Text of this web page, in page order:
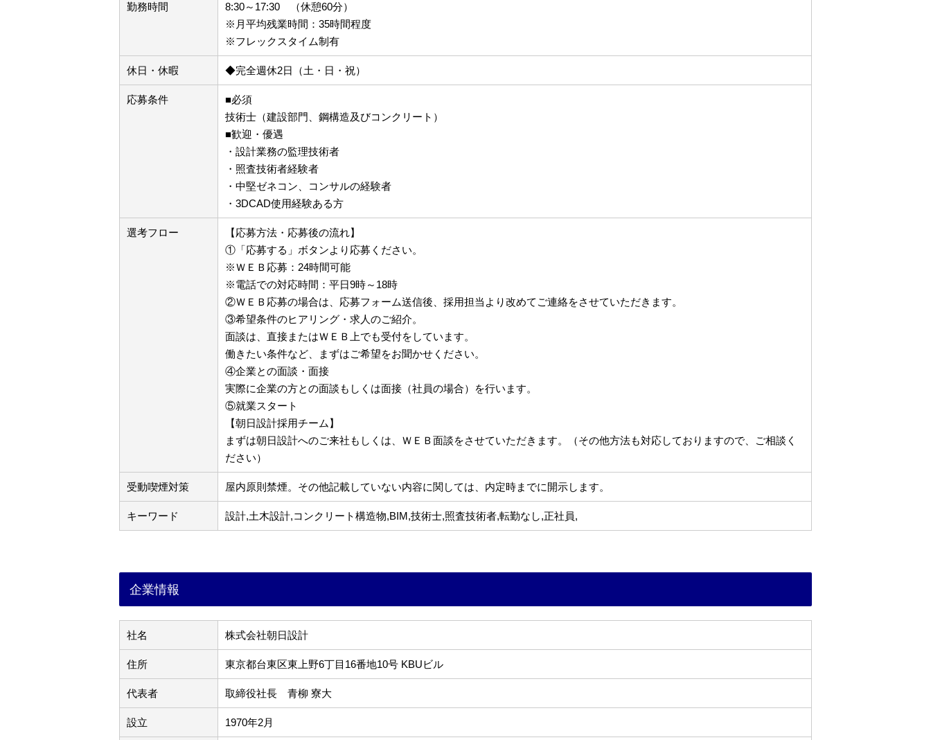
勤務時間
8:30～17:30 （休憩60分）
※月平均残業時間：35時間程度
※フレックスタイム制有
休日・休暇 ◆完全週休2日（土・日・祝）
応募条件
■必須
技術士（建設部門、鋼構造及びコンクリート）
■歓迎・優遇
・設計業務の監理技術者
・照査技術者経験者
・中堅ゼネコン、コンサルの経験者
・3DCAD使用経験ある方
選考フロー
【応募方法・応募後の流れ】
①「応募する」ボタンより応募ください。
※ＷＥＢ応募：24時間可能
※電話での対応時間：平日9時～18時
②ＷＥＢ応募の場合は、応募フォーム送信後、採用担当より改めてご連絡をさせていただきます。
③希望条件のヒアリング・求人のご紹介。
面談は、直接またはＷＥＢ上でも受付をしています。
働きたい条件など、まずはご希望をお聞かせください。
④企業との面談・面接
実際に企業の方との面談もしくは面接（社員の場合）を行います。
⑤就業スタート
【朝日設計採用チーム】
まずは朝日設計へのご来社もしくは、ＷＥＢ面談をさせていただきます。（その他方法も対応しておりますので、ご相談く
ださい）
受動喫煙対策 屋内原則禁煙。その他記載していない内容に関しては、内定時までに開示します。
キーワード 設計,土木設計,コンクリート構造物,BIM,技術士,照査技術者,転勤なし,正社員,
企業情報
社名 株式会社朝日設計
住所 東京都台東区東上野6丁目16番地10号 KBUビル
代表者 取締役社長 青柳 寮大
設立 1970年2月